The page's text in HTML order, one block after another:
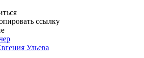
Ульева